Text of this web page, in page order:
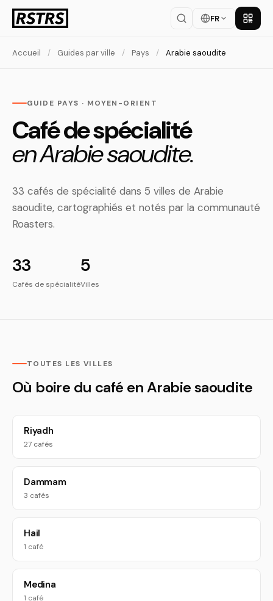
FR
Accueil / Guides par ville / Pays / Arabie saoudite
GUIDE PAYS · MOYEN-ORIENT
Café de spécialité
en Arabie saoudite.
33 cafés de spécialité dans 5 villes de Arabie
saoudite, cartographiés et notés par la communauté
Roasters.
33
Cafés de spécialité
5
Villes
TOUTES LES VILLES
Où boire du café en Arabie saoudite
Riyadh
27 cafés
Dammam
3 cafés
Hail
1 café
Medina
1 café